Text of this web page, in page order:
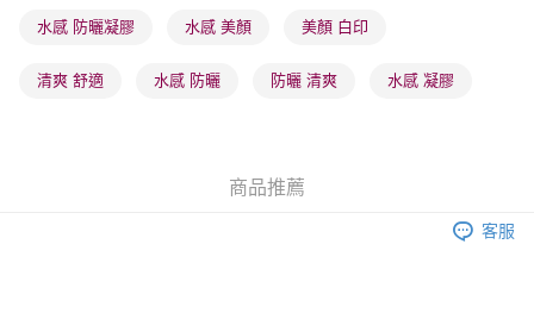
每筆HK$65.00，滿HK$300.00或以上免運費
(香港門市) 只顯示可選門市。確認發貨後2-5個工作天到店，3天內
(澳門門市) 只顯示可選門市。確認發貨後2-5個工作天到店，3天內
水感 防曬凝膠 水感 美顏 美顏 白印
清爽 舒適 水感 防曬 防曬 清爽 水感 凝膠
商品推薦
客服